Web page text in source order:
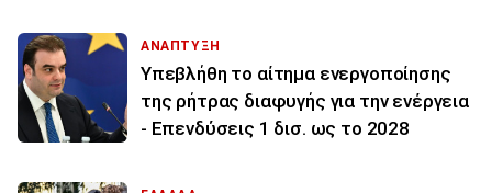
ΑΝΑΠΤΥΞΗ
Υπεβλήθη το αίτημα ενεργοποίησης
της ρήτρας διαφυγής για την ενέργεια
- Επενδύσεις 1 δισ. ως το 2028